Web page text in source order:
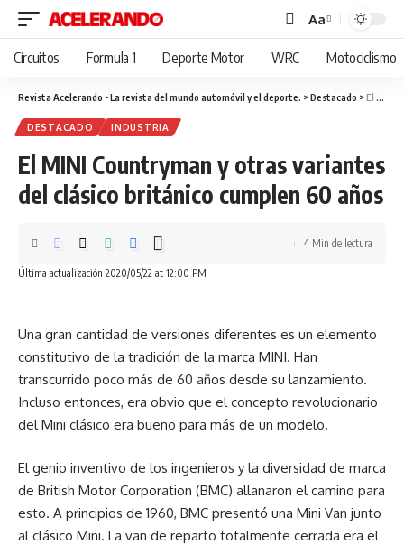
Cambiar
tamaño
fuente
Aa
Circuitos Formula 1 Deporte Motor WRC Motociclismo
Revista Acelerando - La revista del mundo automóvil y el deporte. >Destacado >El MINI Countryman y otras variantes del clásico británico cumplen 60 años
DESTACADO INDUSTRIA
El MINI Countryman y otras variantes
del clásico británico cumplen 60 años
Última actualización 2020/05/22 at 12:00 PM
4 Min de lectura
Una gran cantidad de versiones diferentes es un elemento
constitutivo de la tradición de la marca MINI. Han
transcurrido poco más de 60 años desde su lanzamiento.
Incluso entonces, era obvio que el concepto revolucionario
del Mini clásico era bueno para más de un modelo.
El genio inventivo de los ingenieros y la diversidad de marca
de British Motor Corporation (BMC) allanaron el camino para
esto. A principios de 1960, BMC presentó una Mini Van junto
al clásico Mini. La van de reparto totalmente cerrada era el